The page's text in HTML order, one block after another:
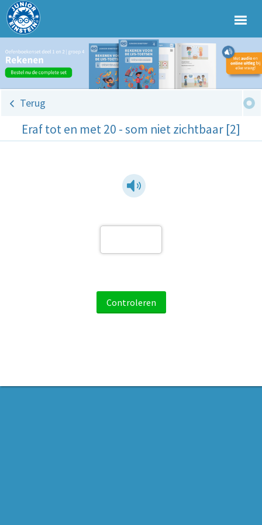
Terug
Eraf tot en met 20 - som niet zichtbaar [2]